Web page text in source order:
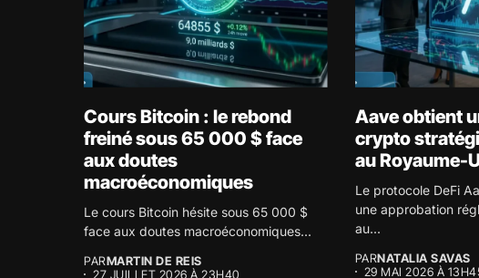
Cours Bitcoin : le rebond
freiné sous 65 000 $ face
aux doutes
macroéconomiques
Le cours Bitcoin hésite sous 65 000 $
face aux doutes macroéconomiques...
PARMARTIN DE REIS
27 JUILLET 2026 À 23H40
Aave obtient
crypto
au Royaume-
Le protocole DeFi
une approbation
au...
PARNATALIA SAVAS
29 MAI 2026 À